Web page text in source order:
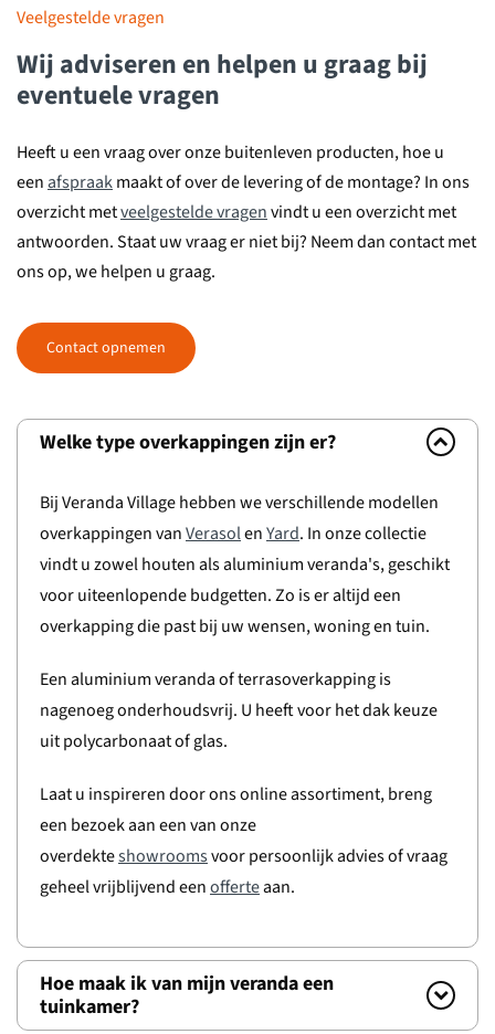
Veelgestelde vragen
Wij adviseren en helpen u graag bij
eventuele vragen
Heeft u een vraag over onze buitenleven producten, hoe u
een afspraakmaakt of over de levering of de montage? In ons
overzicht metveelgestelde vragenvindt u een overzicht met
antwoorden. Staat uw vraag er niet bij? Neem dan contact met
ons op, we helpen u graag.
Contact opnemen
Welke type overkappingen zijn er?
Bij Veranda Village hebben we verschillende modellen
overkappingen vanVerasolenYard. In onze collectie
vindt u zowel houten als aluminium veranda's, geschikt
voor uiteenlopende budgetten. Zo is er altijd een
overkapping die past bij uw wensen, woning en tuin.
Een aluminium veranda of terrasoverkapping is
nagenoeg onderhoudsvrij. U heeft voor het dak keuze
uit polycarbonaat of glas.
Laat u inspireren door ons online assortiment, breng
een bezoek aan een van onze
overdekteshowroomsvoor persoonlijk advies of vraag
geheel vrijblijvend eenofferteaan.
Hoe maak ik van mijn veranda een
tuinkamer?